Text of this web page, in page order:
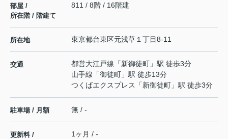
部屋 /
所在階 / 階建て
811 / 8階 / 16階建
所在地 東京都台東区元浅草 １丁目8-11
交通 都営大江戸線 「新御徒町 」駅 徒歩3分
山手線 「御徒町 」駅 徒歩13分
つくばエクスプレス
「新御徒町 」駅 徒歩3分
駐車場 / 月額 無 / -
更新料 / 1ヶ月 / -